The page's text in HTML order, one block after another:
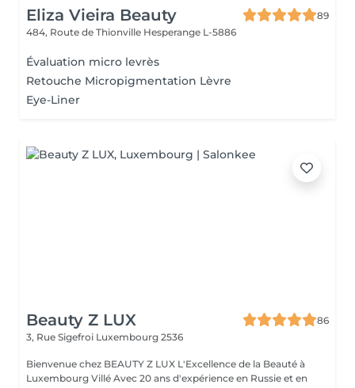
Eliza Vieira Beauty
89
484, Route de Thionville Hesperange L-5886
Évaluation micro levrès
Retouche Micropigmentation Lèvre
Eye-Liner
Beauty Z LUX
86
3, Rue Sigefroi Luxembourg 2536
Bienvenue chez BEAUTY Z LUX L'Excellence de la Beauté à
Luxembourg Villé Avec 20 ans d'expérience en Russie et en